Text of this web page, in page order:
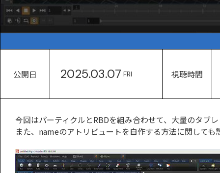
公開日 2025.03.07 FRI 視聴時間
今回はパーティクルとRBDを組み合わせて、大量のタブ
また、nameのアトリビュートを自作する方法に関しても